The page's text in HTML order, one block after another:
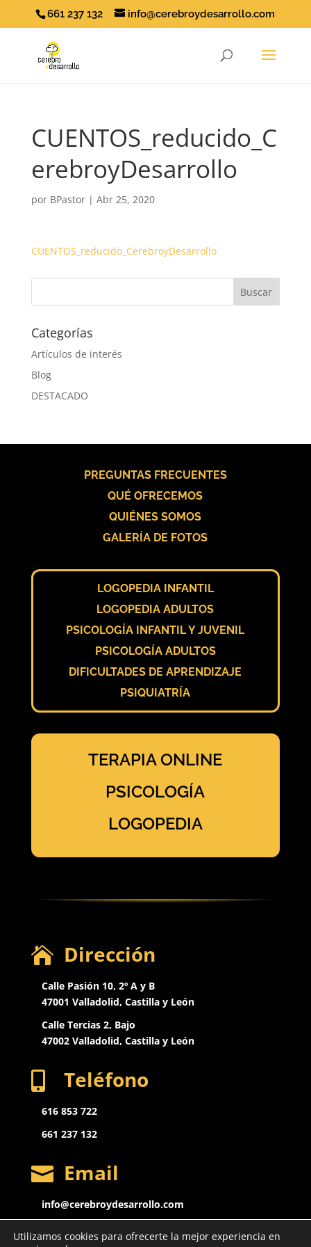
661 237 132 info@cerebroydesarrollo.com
CUENTOS_reducido_C
erebroyDesarrollo
por BPastor| Abr 25, 2020
CUENTOS_reducido_CerebroyDesarrollo
Categorías
Artículos de interés
Blog
DESTACADO
PREGUNTAS FRECUENTES
QUÉ OFRECEMOS
QUIÉNES SOMOS
GALERÍA DE FOTOS
LOGOPEDIA INFANTIL
LOGOPEDIA ADULTOS
PSICOLOGÍA INFANTIL Y JUVENIL
PSICOLOGÍA ADULTOS
DIFICULTADES DE APRENDIZAJE
PSIQUIATRÍA
TERAPIA ONLINE
PSICOLOGÍA
LOGOPEDIA
 Dirección
Calle Pasión 10, 2º A y B
47001 Valladolid, Castilla y León
Calle Tercias 2, Bajo
47002 Valladolid, Castilla y León
 Teléfono
616 853 722
661 237 132
 Email
info@cerebroydesarrollo.com
Utilizamos cookies para ofrecerte la mejor experiencia en